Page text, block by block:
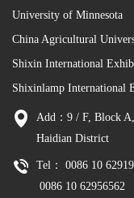
University of Minnesota
China Agricultural
Shixin International
Shixinlamp International
Add：9 / F, Block
Haidian District
Tel： 0086 10
0086 10 62956562